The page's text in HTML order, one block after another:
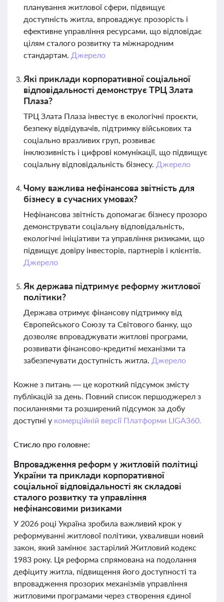
планування житлової сфери, підвищує
доступність житла, впроваджує прозорість і
ефективне управління ресурсами, що відповідає
цілям сталого розвитку та міжнародним
стандартам. Джерело
Які приклади корпоративної соціальної
відповідальності демонструє ТРЦ Злата
Плаза?
ТРЦ Злата Плаза інвестує в екологічні проєкти,
безпеку відвідувачів, підтримку військових та
соціально вразливих груп, розвиває
інклюзивність і цифрові комунікації, що підвищує
соціальну відповідальність бізнесу. Джерело
Чому важлива нефінансова звітність для
бізнесу в сучасних умовах?
Нефінансова звітність допомагає бізнесу прозоро
демонструвати соціальну відповідальність,
екологічні ініціативи та управління ризиками, що
підвищує довіру інвесторів, партнерів і клієнтів.
Джерело
Як держава підтримує реформу житлової
політики?
Держава отримує фінансову підтримку від
Європейського Союзу та Світового банку, що
дозволяє впроваджувати житлові програми,
розвивати фінансово-кредитні механізми та
забезпечувати доступність житла. Джерело
Кожне з питань — це короткий підсумок змісту
публікацій за день. Повний список першоджерел з
посиланнями та розширений підсумок за добу
доступні у комерційній версії Платформи LIGA360.
Стисло про головне:
Впровадження реформ у житловій політиці
України та приклади корпоративної
соціальної відповідальності як складові
сталого розвитку та управління
нефінансовими ризиками
У 2026 році Україна зробила важливий крок у
реформуванні житлової політики, ухваливши новий
закон, який замінює застарілий Житловий кодекс
1983 року. Ця реформа спрямована на подолання
дефіциту житла, підвищення його доступності та
впровадження прозорих механізмів управління
житловими програмами через створення єдиної